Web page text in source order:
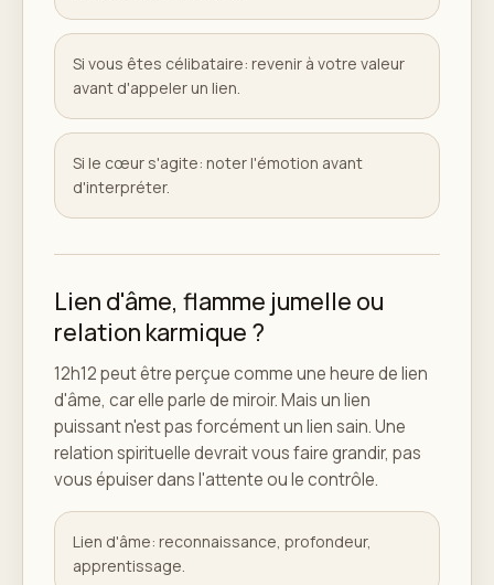
Si vous êtes célibataire: revenir à votre valeur
avant d'appeler un lien.
Si le cœur s'agite: noter l'émotion avant
d'interpréter.
Lien d'âme, flamme jumelle ou
relation karmique ?
12h12 peut être perçue comme une heure de lien
d'âme, car elle parle de miroir. Mais un lien
puissant n'est pas forcément un lien sain. Une
relation spirituelle devrait vous faire grandir, pas
vous épuiser dans l'attente ou le contrôle.
Lien d'âme: reconnaissance, profondeur,
apprentissage.